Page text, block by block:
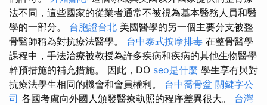
法不同，這些國家的從業者通常不被視為基本醫務人員和醫
學的一部分。 台胞證台北 美國醫學的另一個主要分支被整
骨醫師稱為對抗療法醫學。 台中泰式按摩排毒 在整骨醫學
課程中，手法治療被教授為許多疾病和疾病的其他生物醫學
幹預措施的補充措施。 因此，DO seo是什麼 學生享有與對
抗療法學生相同的機會和會員權利。 台中喬骨盆 關鍵字公
司 各國考慮向外國人頒發醫療執照的程序差異很大。 台灣